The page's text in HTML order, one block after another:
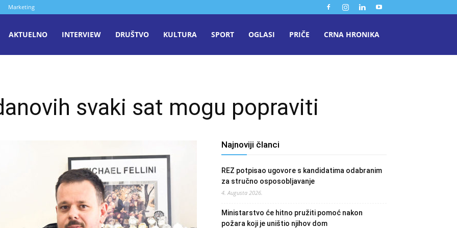
Marketing
AKTUELNO INTERVIEW DRUŠTVO KULTURA SPORT OGLASI PRIČE CRNA HRONIKA
svaki sat mogu popraviti
Najnoviji članci
REZ potpisao ugovore s kandidatima odabranim
za stručno osposobljavanje
4. Augusta 2026.
Ministarstvo će hitno pružiti pomoć nakon
požara koji je uništio njihov dom